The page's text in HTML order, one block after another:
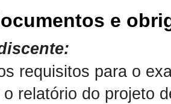
e
requisitos para o
o relatório do projeto